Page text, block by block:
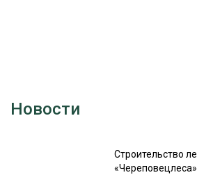
Новости
Строительство